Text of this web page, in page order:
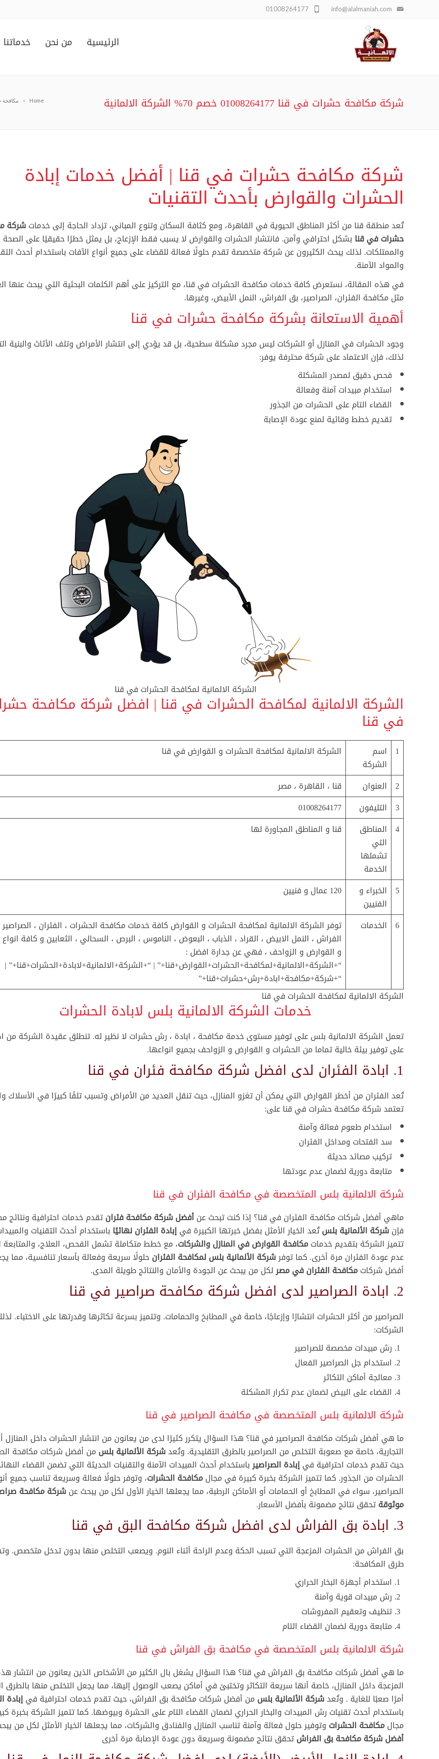
info@alalmaniah.com
01008264177
الرئيسية من نحن خدماتنا
Home شركة مكافحة حشرات في قنا 01008264177 خصم 70% الشركة الالمانية
شركة مكافحة حشرات في قنا | أفضل خدمات إبادة
الحشرات والقوارض بأحدث التقنيات
تُعد منطقة قنا من أكثر المناطق الحيوية في القاهرة، ومع كثافة السكان وتنوع المباني، تزداد الحاجة إلى خدماتشركة
حشرات في قنا بشكل احترافي وآمن. فانتشار الحشرات والقوارض لا يسبب فقط الإزعاج، بل يمثل خطرًا حقيقيًا على الصحة
والممتلكات. لذلك يبحث الكثيرون عن شركة متخصصة تقدم حلولًا فعالة للقضاء على جميع أنواع الآفات باستخدام أحدث
والمواد الآمنة.
في هذه المقالة، نستعرض كافة خدمات مكافحة الحشرات في قنا، مع التركيز على أهم الكلمات البحثية التي يبحث عنها
مثل مكافحة الفئران، الصراصير، بق الفراش، النمل الأبيض، وغيرها.
أهمية الاستعانة بشركة مكافحة حشرات في قنا
وجود الحشرات في المنازل أو الشركات ليس مجرد مشكلة سطحية، بل قد يؤدي إلى انتشار الأمراض وتلف الأثاث والبنية
لذلك، فإن الاعتماد على شركة محترفة يوفر:
فحص دقيق لمصدر المشكلة
استخدام مبيدات آمنة وفعالة
القضاء التام على الحشرات من الجذور
تقديم خطط وقائية لمنع عودة الإصابة
الشركة الالمانية لمكافحة الحشرات في قنا
الشركة الالمانية لمكافحة الحشرات في قنا | افضل شركة مكافحة
في قنا
1
اسم
الشركة
الشركة الالمانية لمكافحة الحشرات و القوارض في قنا
2 العنوان
قنا ، القاهرة ، مصر
3
التليفون
01008264177
4
المناطق
التي
تشملها
الخدمة
قنا و المناطق المجاورة لها
5
الخبراء و
الفنيين
120 عمال و فنيين
6 الخدمات
توفر الشركة الالمانية لمكافحة الحشرات و القوارض كافة خدمات مكافحة الحشرات ، الفئران ،
الفراش ، النمل الابيض ، القراد ، الذباب ، البعوض ، الناموس ، البرص ، السحالي ، الثعابين و كافة
و القوارض و الزواحف ، فهي عن جدارة افضل :
“+الشركة+الالمانية+لمكافحة+الحشرات+القوارض+قنا+” | “+الشركة+الالمانية+لابادة+الحشرات+قنا+” |
“+شركة+مكافحة+ابادة+رش+حشرات+قنا+”
الشركة الالمانية لمكافحة الحشرات في قنا
خدمات الشركة الالمانية بلس لابادة الحشرات
تعمل الشركة الالمانية بلس على توفير مستوى خدمة مكافحة ، ابادة ، رش حشرات لا نظير له. تنطلق عقيدة الشركة من
على توفير بيئة خالية تماما من الحشرات و القوارض و الزواحف بجميع انواعها.
1. ابادة الفئران لدى افضل شركة مكافحة فئران في قنا
تُعد الفئران من أخطر القوارض التي يمكن أن تغزو المنازل، حيث تنقل العديد من الأمراض وتسبب تلفًا كبيرًا في الأسلاك
تعتمد شركة مكافحة حشرات في قنا على:
استخدام طعوم فعالة وآمنة
سد الفتحات ومداخل الفئران
تركيب مصائد حديثة
متابعة دورية لضمان عدم عودتها
شركة الالمانية بلس المتخصصة في مكافحة الفئران في قنا
ماهي أفضل شركات مكافحة الفئران في قنا؟ إذا كنت تبحث عنأفضل شركة مكافحة فئرانتقدم خدمات احترافية ونتائج
فإنشركة الألمانية بلستُعد الخيار الأمثل بفضل خبرتها الكبيرة فيإبادة الفئران نهائيًا باستخدام أحدث التقنيات
تتميز الشركة بتقديم خدماتمكافحة القوارض في المنازل والشركات، مع خطط متكاملة تشمل الفحص، العلاج،
عدم عودة الفئران مرة أخرى. كما توفرشركة الألمانية بلس لمكافحة الفئرانحلولًا سريعة وفعالة بأسعار تنافسية، مما
أفضل شركاتمكافحة الفئران في مصرلكل من يبحث عن الجودة والأمان والنتائج طويلة المدى.
2. ابادة الصراصير لدى افضل شركة مكافحة صراصير في قنا
الصراصير من أكثر الحشرات انتشارًا وإزعاجًا، خاصة في المطابخ والحمامات. وتتميز بسرعة تكاثرها وقدرتها على الاختباء.
الشركات:
رش مبيدات مخصصة للصراصير
استخدام جل الصراصير الفعال
معالجة أماكن التكاثر
القضاء على البيض لضمان عدم تكرار المشكلة
شركة الالمانية بلس المتخصصة في مكافحة الصراصير في قنا
ما هي أفضل شركات مكافحة الصراصير في قنا؟ هذا السؤال يتكرر كثيرًا لدى من يعانون من انتشار الحشرات داخل المنازل
التجارية، خاصة مع صعوبة التخلص من الصراصير بالطرق التقليدية. وتُعدشركة الألمانية بلس من أفضل شركات مكافحة
حيث تقدم خدمات احترافية فيإبادة الصراصيرباستخدام أحدث المبيدات الآمنة والتقنيات الحديثة التي تضمن القضاء
الحشرات من الجذور. كما تتميز الشركة بخبرة كبيرة في مجالمكافحة الحشرات، وتوفر حلولًا فعالة وسريعة تناسب جميع
الصراصير، سواء في المطابخ أو الحمامات أو الأماكن الرطبة، مما يجعلها الخيار الأول لكل من يبحث عنشركة مكافحة
موثوقةتحقق نتائج مضمونة بأفضل الأسعار.
3. ابادة بق الفراش لدى افضل شركة مكافحة البق في قنا
بق الفراش من الحشرات المزعجة التي تسبب الحكة وعدم الراحة أثناء النوم. ويصعب التخلص منها بدون تدخل متخصص.
طرق المكافحة:
استخدام أجهزة البخار الحراري
رش مبيدات قوية وآمنة
تنظيف وتعقيم المفروشات
متابعة دورية لضمان القضاء التام
شركة الالمانية بلس المتخصصة في مكافحة بق الفراش في قنا
ما هي أفضل شركات مكافحة بق الفراش في قنا؟ هذا السؤال يشغل بال الكثير من الأشخاص الذين يعانون من انتشار
المزعجة داخل المنازل، خاصة أنها سريعة التكاثر وتختبئ في أماكن يصعب الوصول إليها، مما يجعل التخلص منها بالطرق
أمرًا صعبًا للغاية . وتُعدشركة الألمانية بلس من أفضل شركات مكافحة بق الفراش، حيث تقدم خدمات احترافية فيإبادة
باستخدام أحدث تقنيات رش المبيدات والبخار الحراري لضمان القضاء التام على الحشرة وبيوضها. كما تتميز الشركة بخبرة
مجالمكافحة الحشرات وتوفير حلول فعالة وآمنة تناسب المنازل والفنادق والشركات، مما يجعلها الخيار الأمثل لكل من
أفضل شركة مكافحة بق الفراشتحقق نتائج مضمونة وسريعة دون عودة الإصابة مرة أخرى
عن الشركة الالمانية بلس
تعد الشركة الالمانية بلس اكبر شركات ابادة الحشرات فى مصر
والشرق الاوسط غير ان جودة ما نقدمه من خدمات فى مجال
شهرة فى المنطقة باكملهامنصة منزلك
شركة مكافحة حشرات الرحاب
شركة مكافحة القوارض بالرحاب
شركة مكافحة الفئران فى الرحاب
شركة رش مبيدات حشرية بدون رائحة فى الرحاب
—
شركة مكافحة حشرات الاسكندرية
شركة مكافحة القوارض الاسكندرية
شركة مكافحة الصراصير الاسكندرية
شركة مكافحة الصراصير بالاسكندرية
شركة الالمانية بلس افضل شركة مكافحة حشرات فى جميع
مدن مصر:
( الإسكندرية الإسماعيلية – أسوان –أسيوط–الأقصر–
البحر
الأحمر
–البحيرة – بني سويف–
بورسعيد
جنوب سيناء– الجيزة – الدقهلية – دمياط– سوهاج – السويس
الشرقية– شمال سيناء– الغربية – الفيوم–
القاهرة
خدماتنا
مناطق اخرى داخل مصر و خارجها
شركة مكافحة حشرات
شركة مكافحة القوارض
شركة مكافحة الفئران
شركة رش مبيدات حشرية بدون رائحة
شركة مكافحة الصراصير
شركة مكافحة حشرات مدينتي
—-
افضل شركة مكافحة حشرات الرحاب
احسن شركة مكافحة حشرات الرحاب
ارخص شركة مكافحة حشرات الرحاب
ارقام شركات مكافحة حشرات الرحاب
شركة رش حشرات الرحاب
شركة ابادة حشرات الرحاب
أفضل شركة لرش المبيدات الحشرية الرحاب